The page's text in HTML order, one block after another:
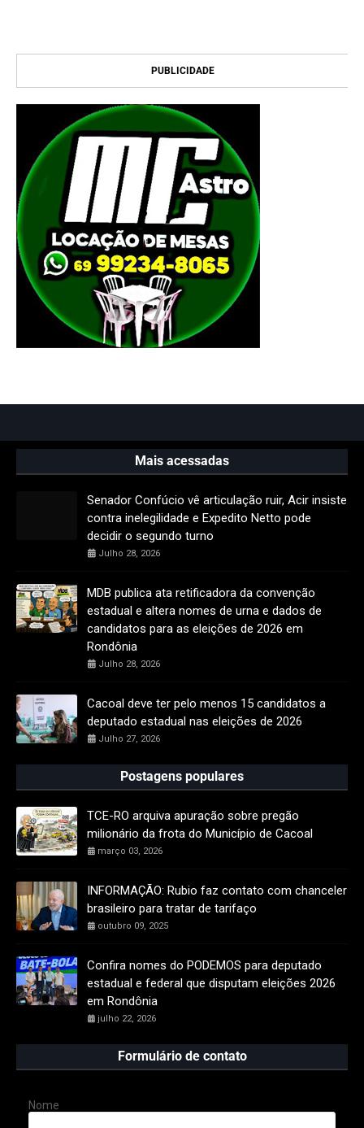
PUBLICIDADE
Mais acessadas
Senador Confúcio vê articulação ruir, Acir insiste
contra inelegilidade e Expedito Netto pode
decidir o segundo turno
Julho 28, 2026
MDB publica ata retificadora da convenção
estadual e altera nomes de urna e dados de
candidatos para as eleições de 2026 em
Rondônia
Julho 28, 2026
Cacoal deve ter pelo menos 15 candidatos a
deputado estadual nas eleições de 2026
Julho 27, 2026
Postagens populares
TCE-RO arquiva apuração sobre pregão
milionário da frota do Município de Cacoal
março 03, 2026
INFORMAÇÃO: Rubio faz contato com chanceler
brasileiro para tratar de tarifaço
outubro 09, 2025
Confira nomes do PODEMOS para deputado
estadual e federal que disputam eleições 2026
em Rondônia
julho 22, 2026
Formulário de contato
Nome